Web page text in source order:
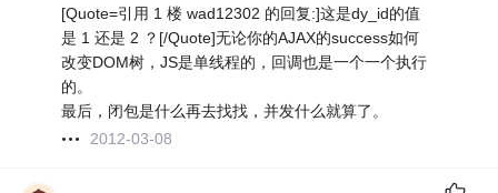
[Quote=引用 1 楼 wad12302 的回复:]这是dy_id的值
是 1 还是 2 ？[/Quote]无论你的AJAX的success如何
改变DOM树，JS是单线程的，回调也是一个一个执行
的。
最后，闭包是什么再去找找，并发什么就算了。
2012-03-08